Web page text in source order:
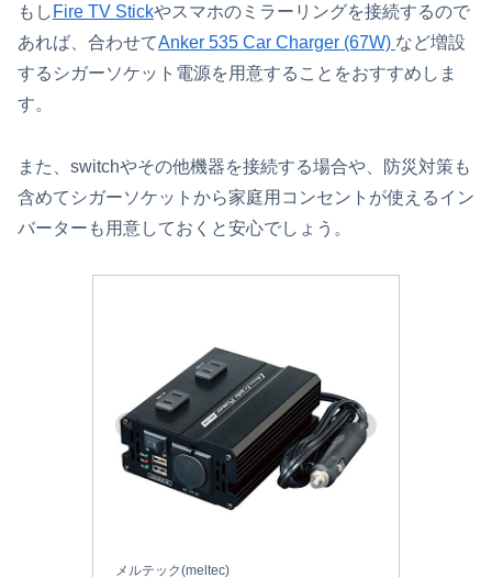
もし Fire TV Stickやスマホのミラーリングを接続するので
あれば、合わせてAnker 535 Car Charger (67W) など増設
するシガーソケット電源を用意することをおすすめしま
す。
また、switchやその他機器を接続する場合や、防災対策も
含めてシガーソケットから家庭用コンセントが使えるイン
バーターも用意しておくと安心でしょう。
メルテック(meltec)